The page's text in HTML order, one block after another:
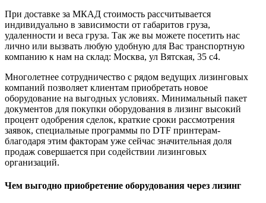
При доставке за МКАД стоимость рассчитывается
индивидуально в зависимости от габаритов груза,
удаленности и веса груза. Так же вы можете посетить нас
лично или вызвать любую удобную для Вас транспортную
компанию к нам на склад: Москва, ул Вятская, 35 c4.
Многолетнее сотрудничество с рядом ведущих лизинговых
компаний позволяет клиентам приобретать новое
оборудование на выгодных условиях. Минимальный пакет
документов для покупки оборудования в лизинг высокий
процент одобрения сделок, краткие сроки рассмотрения
заявок, специальные программы по DTF принтерам-
благодаря этим факторам уже сейчас значительная доля
продаж совершается при содействии лизинговых
организаций.
Чем выгодно приобретение оборудования через лизинг